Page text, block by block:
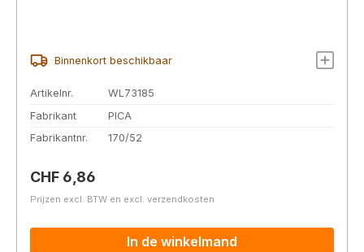
Binnenkort beschikbaar
Artikelnr.
WL73185
Fabrikant
PICA
Fabrikantnr.
170/52
Normale prijs:
CHF 6,86
Prijzen excl. BTW en excl. verzendkosten
In de winkelmand